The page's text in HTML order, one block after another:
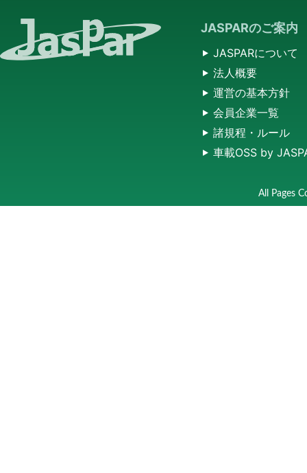
JASPARのご案内
JASPARについて
法人概要
運営の基本方針
会員企業一覧
諸規程・ルール
車載OSS by
All Pages